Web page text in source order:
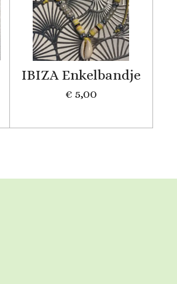
IBIZA Enkelbandje
€ 5,00